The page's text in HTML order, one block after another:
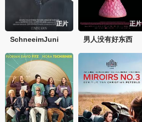
正片
SchneeimJuni
正片
男人没有好东西